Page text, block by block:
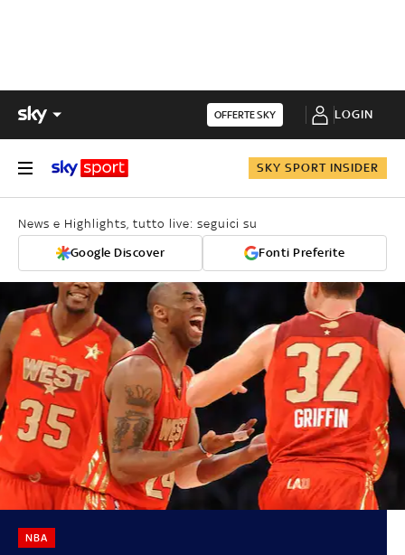
OFFERTE SKY LOGIN
SKY SPORT INSIDER
News e Highlights, tutto live: seguici su
Google Discover Fonti Preferite
NBA